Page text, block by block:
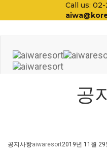
Call us: 02-
공
공지사항aiwaresort2019년 11월 29